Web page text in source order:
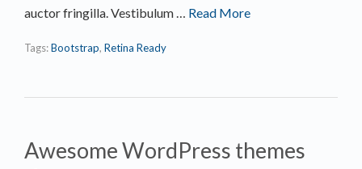
auctor fringilla. Vestibulum … Read More
Tags:Bootstrap, Retina Ready
Awesome WordPress themes